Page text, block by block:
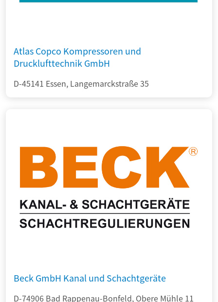
Atlas Copco Kompressoren und
Drucklufttechnik GmbH
D-45141 Essen, Langemarckstraße 35
Beck GmbH Kanal und Schachtgeräte
D-74906 Bad Rappenau-Bonfeld, Obere Mühle 11